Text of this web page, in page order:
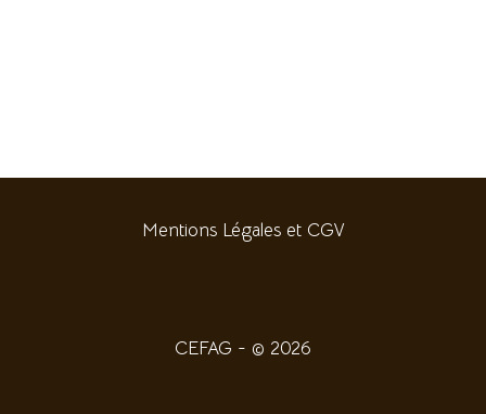
Mentions Légales et CGV
CEFAG - © 2026